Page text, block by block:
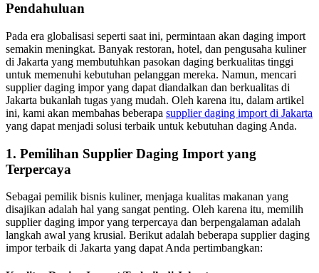
Pendahuluan
Pada era globalisasi seperti saat ini, permintaan akan daging import
semakin meningkat. Banyak restoran, hotel, dan pengusaha kuliner
di Jakarta yang membutuhkan pasokan daging berkualitas tinggi
untuk memenuhi kebutuhan pelanggan mereka. Namun, mencari
supplier daging impor yang dapat diandalkan dan berkualitas di
Jakarta bukanlah tugas yang mudah. Oleh karena itu, dalam artikel
ini, kami akan membahas beberapa supplier daging import di Jakarta
yang dapat menjadi solusi terbaik untuk kebutuhan daging Anda.
1. Pemilihan Supplier Daging Import yang
Terpercaya
Sebagai pemilik bisnis kuliner, menjaga kualitas makanan yang
disajikan adalah hal yang sangat penting. Oleh karena itu, memilih
supplier daging impor yang terpercaya dan berpengalaman adalah
langkah awal yang krusial. Berikut adalah beberapa supplier daging
impor terbaik di Jakarta yang dapat Anda pertimbangkan: